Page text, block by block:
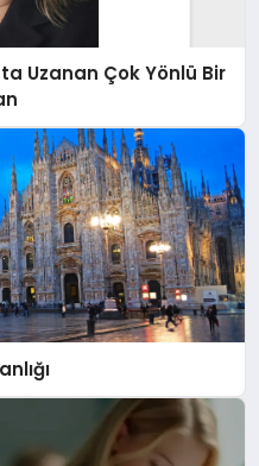
Uzanan Çok Yönlü Bir